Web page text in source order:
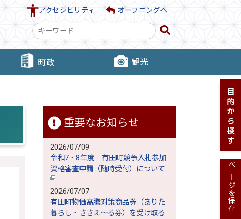
アクセシビリティ オープニングへ
検
索
キ
ー町政 観光
重要なお知らせ
2026/07/09
令和7・8年度 有田町競争入札参加
資格審査申請（随時受付）について
2026/07/07
有田町物価高騰対策商品券（ありた
暮らし・ささえ～る券）を受け取る
ページを保存